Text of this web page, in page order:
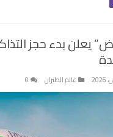
يعلن بدء حجز
عالم الطيران 0